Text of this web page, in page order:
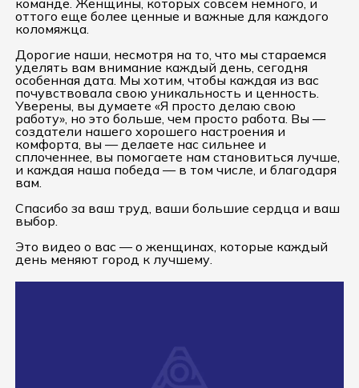
команде. Женщины, которых совсем немного, и
оттого еще более ценные и важные для каждого
коломяжца.
Дорогие наши, несмотря на то, что мы стараемся
уделять вам внимание каждый день, сегодня
особенная дата. Мы хотим, чтобы каждая из вас
почувствовала свою уникальность и ценность.
Уверены, вы думаете «Я просто делаю свою
работу», но это больше, чем просто работа. Вы —
создатели нашего хорошего настроения и
комфорта, вы — делаете нас сильнее и
сплоченнее, вы помогаете нам становиться лучше,
и каждая наша победа — в том числе, и благодаря
вам.
Спасибо за ваш труд, ваши большие сердца и ваш
выбор.
Это видео о вас — о женщинах, которые каждый
день меняют город к лучшему.